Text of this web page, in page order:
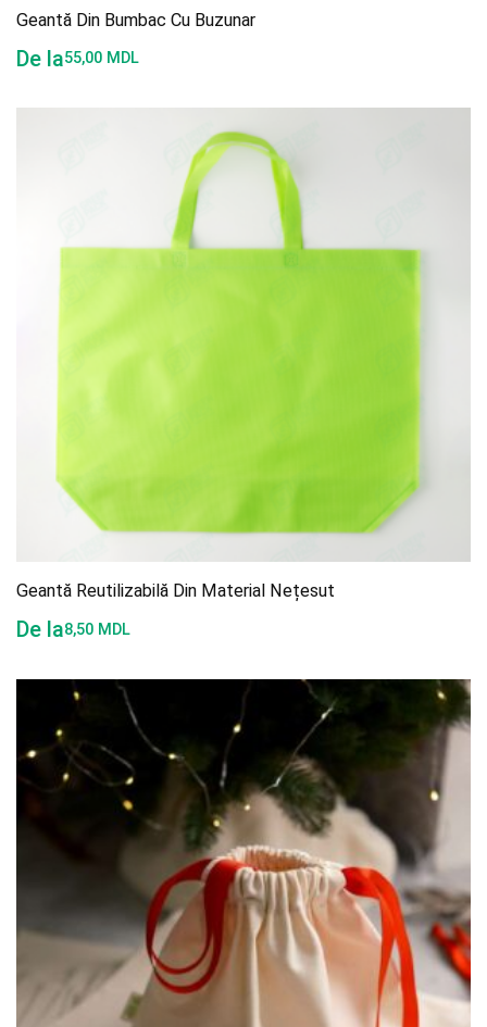
Geantă Din Bumbac Cu Buzunar
De la55,00 MDL
Geantă Reutilizabilă Din Material Nețesut
De la8,50 MDL